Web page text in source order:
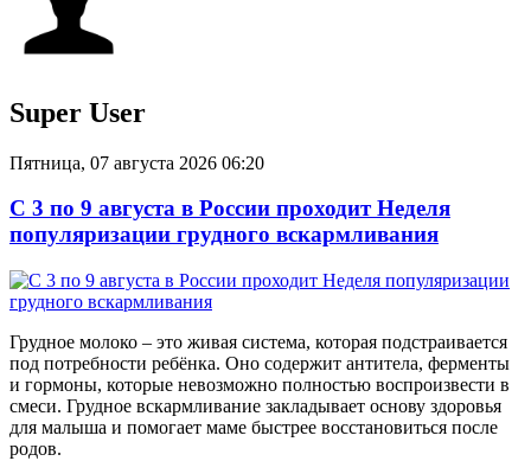
Super User
Пятница, 07 августа 2026 06:20
С 3 по 9 августа в России проходит Неделя
популяризации грудного вскармливания
Грудное молоко – это живая система, которая подстраивается
под потребности ребёнка. Оно содержит антитела, ферменты
и гормоны, которые невозможно полностью воспроизвести в
смеси. Грудное вскармливание закладывает основу здоровья
для малыша и помогает маме быстрее восстановиться после
родов.